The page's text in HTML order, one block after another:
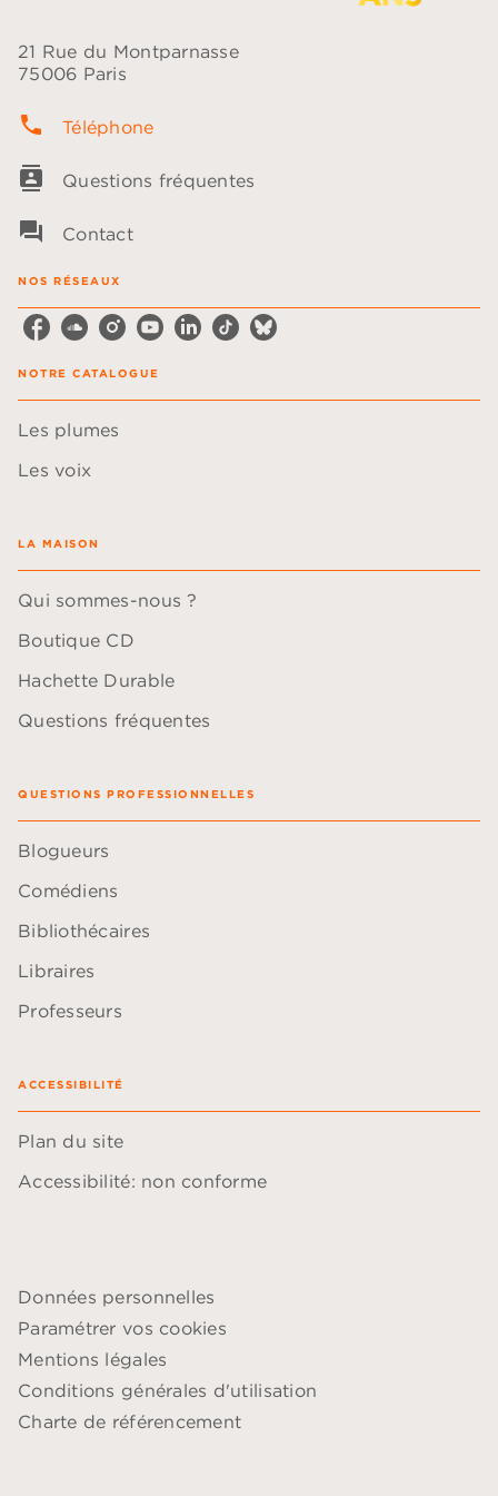
21 Rue du Montparnasse
75006 Paris
phone Téléphone
contacts Questions fréquentes
question_answer Contact
NOS RÉSEAUX
NOTRE CATALOGUE
Les plumes
Les voix
LA MAISON
Qui sommes-nous ?
Boutique CD
Hachette Durable
Questions fréquentes
QUESTIONS PROFESSIONNELLES
Blogueurs
Comédiens
Bibliothécaires
Libraires
Professeurs
ACCESSIBILITÉ
Plan du site
Accessibilité: non conforme
Données personnelles
Paramétrer vos cookies
Mentions légales
Conditions générales d'utilisation
Charte de référencement